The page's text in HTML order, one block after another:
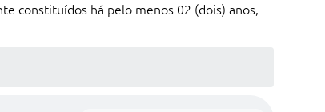
constituídos há pelo menos 02 (dois) anos,